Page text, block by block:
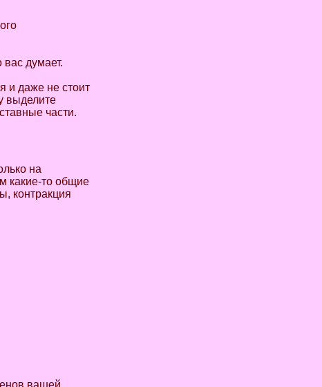
думает.
и даже не стоит
выделите
части.
на
какие-то общие
контракция
вашей